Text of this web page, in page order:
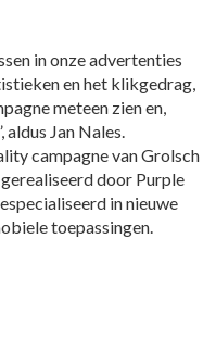
in onze advertenties
en het klikgedrag,
meteen zien en,
aldus Jan Nales.
campagne van Grolsch
door Purple
in nieuwe
toepassingen.